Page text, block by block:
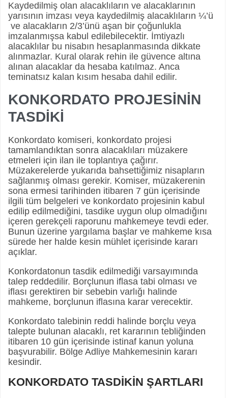
Kaydedilmiş olan alacaklıların ve alacaklarının
yarısının imzası veya kaydedilmiş alacaklıların ¼’ü
ve alacakların 2/3’ünü aşan bir çoğunlukla
imzalanmışsa kabul edilebilecektir. İmtiyazlı
alacaklılar bu nisabın hesaplanmasında dikkate
alınmazlar. Kural olarak rehin ile güvence altına
alınan alacaklar da hesaba katılmaz. Anca
teminatsız kalan kısım hesaba dahil edilir.
KONKORDATO PROJESİNİN
TASDİKİ
Konkordato komiseri, konkordato projesi
tamamlandıktan sonra alacaklıları müzakere
etmeleri için ilan ile toplantıya çağırır.
Müzakerelerde yukarıda bahsettiğimiz nisapların
sağlanmış olması gerekir. Komiser, müzakerenin
sona ermesi tarihinden itibaren 7 gün içerisinde
ilgili tüm belgeleri ve konkordato projesinin kabul
edilip edilmediğini, tasdike uygun olup olmadığını
içeren gerekçeli raporunu mahkemeye tevdi eder.
Bunun üzerine yargılama başlar ve mahkeme kısa
sürede her halde kesin mühlet içerisinde kararı
açıklar.
Konkordatonun tasdik edilmediği varsayımında
talep reddedilir. Borçlunun iflasa tabi olması ve
iflası gerektiren bir sebebin varlığı halinde
mahkeme, borçlunun iflasına karar verecektir.
Konkordato talebinin reddi halinde borçlu veya
talepte bulunan alacaklı, ret kararının tebliğinden
itibaren 10 gün içerisinde istinaf kanun yoluna
başvurabilir. Bölge Adliye Mahkemesinin kararı
kesindir.
KONKORDATO TASDİKİN ŞARTLARI